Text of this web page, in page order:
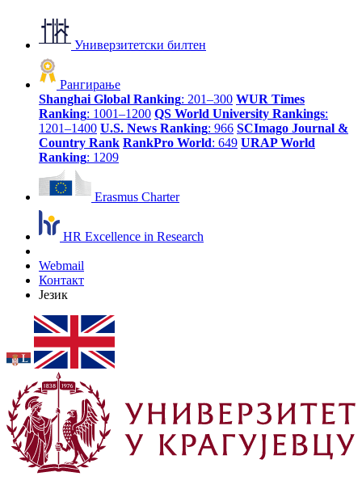
Универзитетски билтен
Рангирање
Shanghai Global Ranking: 201–300 WUR Times
Ranking: 1001–1200 QS World University Rankings:
1201–1400 U.S. News Ranking: 966 SCImago Journal &
Country Rank RankPro World: 649 URAP World
Ranking: 1209
Erasmus Charter
HR Excellence in Research
Webmail
Контакт
Језик